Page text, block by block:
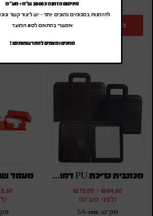
הוספה להצעת מחיר
מכתבית כריכת PU דמוי עור A4 ידיות נשלפות
₪84.00
-
₪70.00
(לפני מע"מ)
SA-2938
מינימום הזמנה כ 3500 ש"ח + מע"מ
להזמנות בסכומים נמוכים יותר – יש ליצור קשר
אפשרי בהתאם לסוג המוצר
מחכים ומצפים להתרשמותכם !